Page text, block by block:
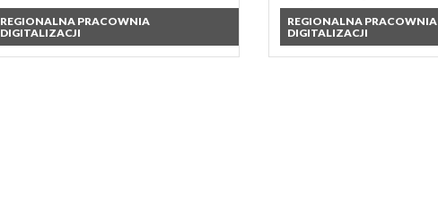
REGIONALNA PRACOWNIA
DIGITALIZACJI
REGIONALNA PRACOWNIA
DIGITALIZACJI